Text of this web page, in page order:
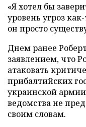
«Я хотел бы
уровень угроз
он просто
Днем ранее
заявлением, что
атаковать
прибалтийских
украинской
ведомства не
своим словам.